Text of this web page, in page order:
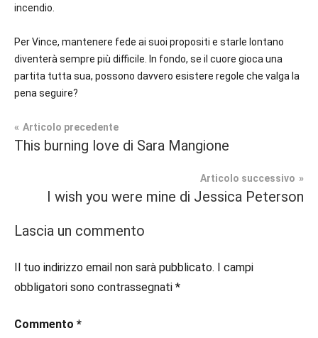
incendio.
Per Vince, mantenere fede ai suoi propositi e starle lontano
diventerà sempre più difficile. In fondo, se il cuore gioca una
partita tutta sua, possono davvero esistere regole che valga la
pena seguire?
Tag
#bloggerlife,
#booklover,
#ebook
#inspiration,
#ioleggo,
Prossime
Sport
Navigazione
Articolo precedente
This burning love di Sara Mangione
Articolo successivo
I wish you were mine di Jessica Peterson
Lascia un commento
Il tuo indirizzo email non sarà pubblicato. I campi
obbligatori sono contrassegnati *
Commento *